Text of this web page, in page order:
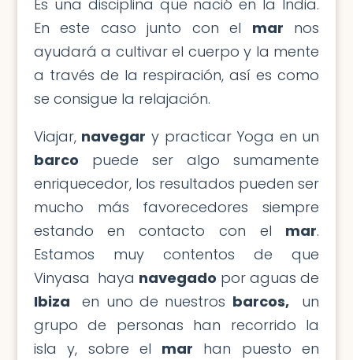
Es una disciplina que nació en la India.
En este caso junto con el mar nos
ayudará a cultivar el cuerpo y la mente
a través de la respiración, así es como
se consigue la relajación.
Viajar, navegar y practicar Yoga en un
barco puede ser algo sumamente
enriquecedor, los resultados pueden ser
mucho más favorecedores siempre
estando en contacto con el mar.
Estamos muy contentos de que
Vinyasa haya navegado por aguas de
Ibiza
en uno de nuestros barcos,un
grupo de personas han recorrido la
isla y, sobre el mar han puesto en